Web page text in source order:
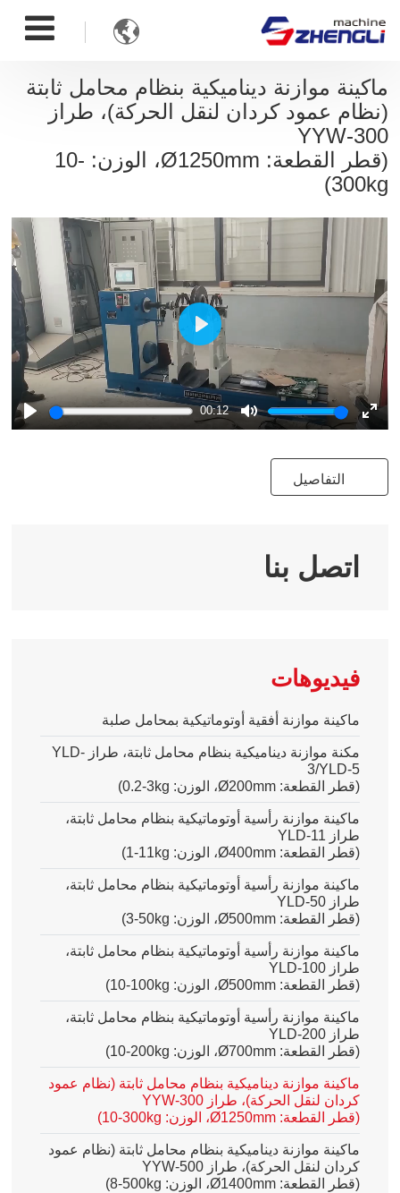

ماكينة موازنة ديناميكية بنظام محامل ثابتة
(نظام عمود كردان لنقل الحركة)، طراز
YYW-300
(قطر القطعة: Ø1250mm، الوزن:
10-
300kg
)
Play
00:12
Mute
Play
التفاصيل
اتصل بنا
فيديوهات
ماكينة موازنة أفقية أوتوماتيكية بمحامل صلبة
مكنة موازنة ديناميكية بنظام محامل ثابتة، طرازYLD-
3/YLD-5
(قطر القطعة:
Ø200mm، الوزن:
0.2-3kg
)
ماكينة موازنة رأسية أوتوماتيكية بنظام محامل ثابتة،
طراز YLD-11
(قطر القطعة:
Ø400mm، الوزن:
1-11kg
)
ماكينة موازنة رأسية أوتوماتيكية بنظام محامل ثابتة،
طراز YLD-50
(قطر القطعة: Ø500mm، الوزن:
3-50kg
)
ماكينة موازنة رأسية أوتوماتيكية بنظام محامل ثابتة،
طراز YLD-100
(قطر القطعة: Ø500mm، الوزن:
10-100kg
)
ماكينة موازنة رأسية أوتوماتيكية بنظام محامل ثابتة،
طراز YLD-200
(قطر القطعة: Ø700mm، الوزن:
10-200kg
)
ماكينة موازنة ديناميكية بنظام محامل ثابتة (نظام عمود
كردان لنقل الحركة)، طراز YYW-300
(قطر القطعة: Ø1250mm، الوزن:
10-300kg
)
ماكينة موازنة ديناميكية بنظام محامل ثابتة (نظام عمود
كردان لنقل الحركة)، طراز YYW-500
(قطر القطعة: Ø1400mm، الوزن:
8-500kg
)